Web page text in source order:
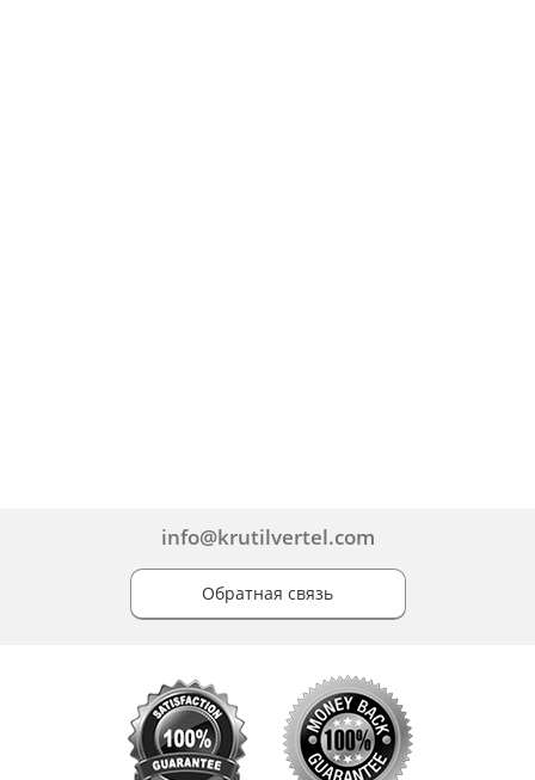
info@krutilvertel.com
Обратная связь